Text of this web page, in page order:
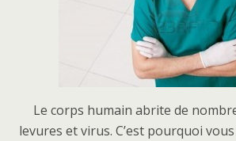
Le corps humain abrite de
levures et virus. C’est pourquoi